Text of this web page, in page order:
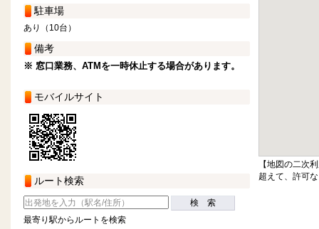
駐車場
あり（10台）
備考
※ 窓口業務、ATMを一時休止する場合があります。
モバイルサイト
ルート検索
検 索
最寄り駅からルートを検索
【地図の二次
超えて、許可